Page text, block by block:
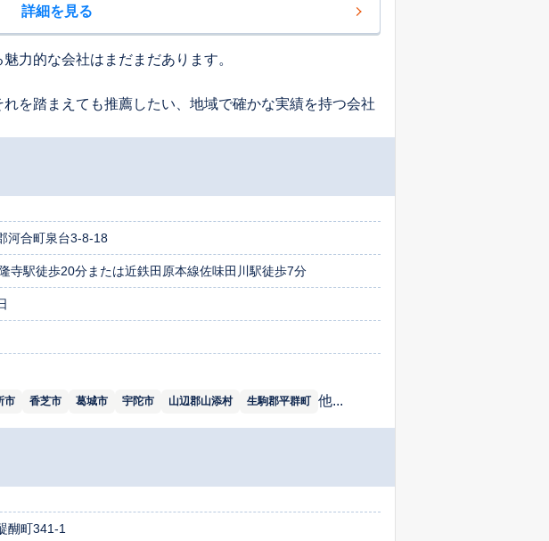
詳細を見る
力的な会社はまだまだあります。
を踏まえても推薦したい、地域で確かな実績を持つ会社
河合町泉台3-8-18
寺駅徒歩20分または近鉄田原本線佐味田川駅徒歩7分
市 香芝市 葛城市 宇陀市 山辺郡山添村 生駒郡平群町 他...
醐町341-1